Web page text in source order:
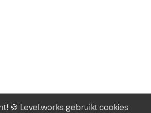
🍪 Level.works gebruikt cookies